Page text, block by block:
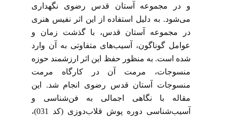
و در مجموعه آستان قدس رضوی نگهداری
می‌شود. به دلیل استفاده از این اثر نفیس هنری
در مجموعه آستان قدس، با گذشت زمان و
عوامل گوناگون، آسیب‌های متفاوتی به آن وارد
شده است. به منظور حفظ این اثر ارزشمند حوزه
منسوجات، مرمت آن در کارگاه مرمت
منسوجات آستان قدس رضوی انجام شد. این
مقاله با نگاهی اجمالی به فن‌شناسی و
آسیب‌شناسی دوره پوش قلاب‌دوزی (کد 031)،